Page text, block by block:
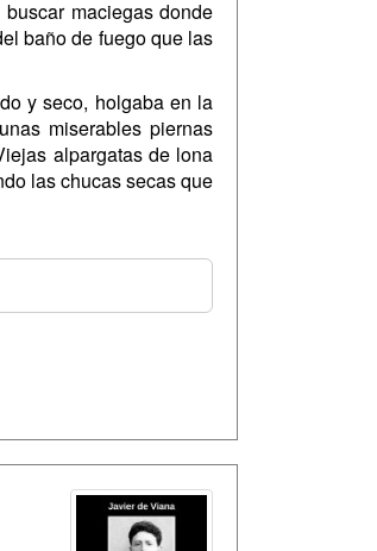
maciegas donde
baño de fuego que las
y seco, holgaba en la
miserables piernas
alpargatas de lona
las chucas secas que